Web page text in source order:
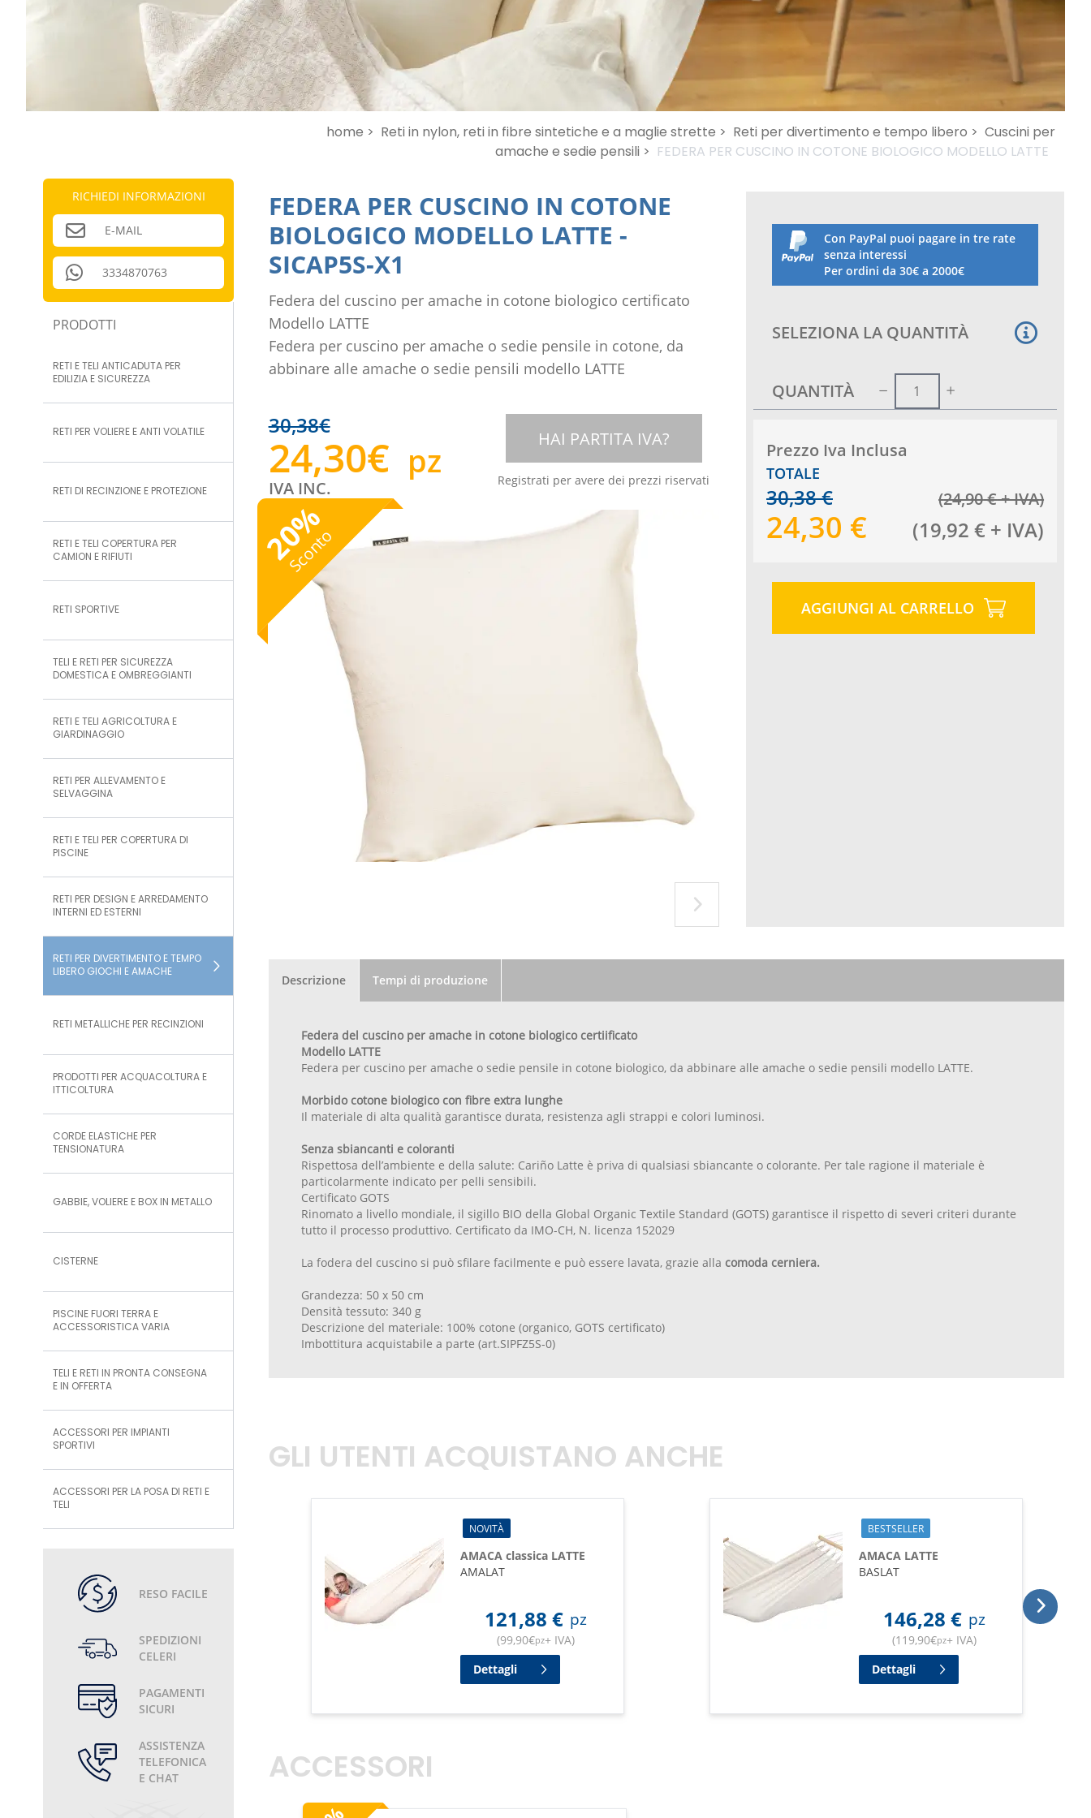
RICHIEDI INFORMAZIONI
E-MAIL
3334870763
PRODOTTI
RETI E TELI ANTICADUTA PER
EDILIZIA E SICUREZZA
RETI PER VOLIERE E ANTI VOLATILE
RETI DI RECINZIONE E PROTEZIONE
RETI E TELI COPERTURA PER
CAMION E RIFIUTI
RETI SPORTIVE
TELI E RETI PER SICUREZZA
DOMESTICA E OMBREGGIANTI
RETI E TELI AGRICOLTURA E
GIARDINAGGIO
RETI PER ALLEVAMENTO E
SELVAGGINA
RETI E TELI PER COPERTURA DI
PISCINE
RETI PER DESIGN E ARREDAMENTO
INTERNI ED ESTERNI
RETI PER DIVERTIMENTO E TEMPO
LIBERO GIOCHI E AMACHE
RETI METALLICHE PER RECINZIONI
PRODOTTI PER ACQUACOLTURA E
ITTICOLTURA
CORDE ELASTICHE PER
TENSIONATURA
GABBIE, VOLIERE E BOX IN METALLO
CISTERNE
PISCINE FUORI TERRA E
ACCESSORISTICA VARIA
TELI E RETI IN PRONTA CONSEGNA
E IN OFFERTA
ACCESSORI PER IMPIANTI
SPORTIVI
ACCESSORI PER LA POSA DI RETI E
TELI
RESO FACILE
SPEDIZIONI
CELERI
PAGAMENTI
SICURI
ASSISTENZA
TELEFONICA
E CHAT
home > Reti in nylon, reti in fibre sintetiche e a maglie strette > Reti per divertimento e tempo libero > Cuscini per
amache e sedie pensili > FEDERA PER CUSCINO IN COTONE BIOLOGICO MODELLO LATTE
FEDERA PER CUSCINO IN COTONE
BIOLOGICO MODELLO LATTE -
SICAP5S-X1
Federa del cuscino per amache in cotone biologico certificato
Modello LATTE
Federa per cuscino per amache o sedie pensile in cotone, da
abbinare alle amache o sedie pensili modello LATTE
30,38€
24,30€ pz
IVA INC.
HAI PARTITA IVA?
Registrati per avere dei prezzi riservati
20
%
Sconto
Con PayPal puoi pagare in tre rate
senza interessi
Per ordini da 30€ a 2000€
SELEZIONA LA QUANTITÀ
QUANTITÀ
Prezzo Iva Inclusa
TOTALE
30,38€ (24,90€+ IVA)
24,30 € (19,92 € + IVA)
AGGIUNGI AL CARRELLO
Descrizione Tempi di produzione
Federa del cuscino per amache in cotone biologico certiificato
Modello LATTE
Federa per cuscino per amache o sedie pensile in cotone biologico, da abbinare alle amache o sedie pensili modello LATTE.
Morbido cotone biologico con fibre extra lunghe
Il materiale di alta qualità garantisce durata, resistenza agli strappi e colori luminosi.
Senza sbiancanti e coloranti
Rispettosa dell’ambiente e della salute: Cariño Latte è priva di qualsiasi sbiancante o colorante. Per tale ragione il materiale è
particolarmente indicato per pelli sensibili.
Certificato GOTS
Rinomato a livello mondiale, il sigillo BIO della Global Organic Textile Standard (GOTS) garantisce il rispetto di severi criteri durante
tutto il processo produttivo. Certificato da IMO-CH, N. licenza 152029
La fodera del cuscino si può sfilare facilmente e può essere lavata, grazie alla comoda cerniera.
Grandezza: 50 x 50 cm
Densità tessuto: 340 g
Descrizione del materiale: 100% cotone (organico, GOTS certificato)
Imbottitura acquistabile a parte (art.SIPFZ5S-0)
GLI UTENTI ACQUISTANO ANCHE
NOVITÀ
AMACA classica LATTE
AMALAT
121,88 € pz
(99,90€pz+ IVA)
Dettagli
BESTSELLER
AMACA LATTE
BASLAT
146,28 € pz
(119,90€pz+ IVA)
Dettagli
ACCESSORI